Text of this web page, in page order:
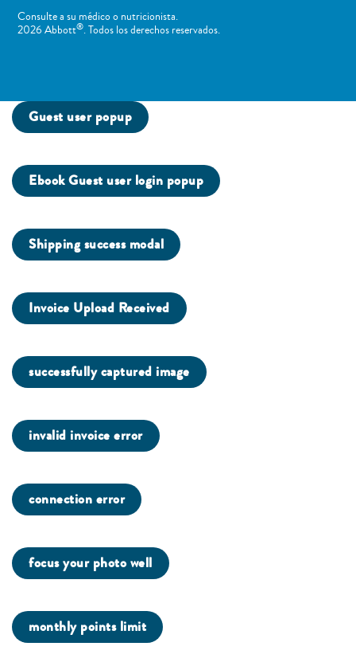
Consulte a su médico o nutricionista.
2026 Abbott®. Todos los derechos reservados.
Guest user popup
Ebook Guest user login popup
Shipping success modal
Invoice Upload Received
successfully captured image
invalid invoice error
connection error
focus your photo well
monthly points limit